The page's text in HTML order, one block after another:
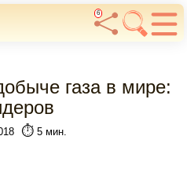
6
газа в мире:
⏱️ 5 мин.